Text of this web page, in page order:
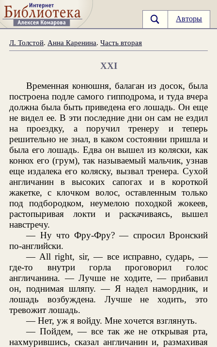
Авторы
Л. Толстой. Анна Каренина.Часть вторая
XXI
Временная конюшня, балаган из досок, была
построена подле самого гипподрома, и туда вчера
должна была быть приведена его лошадь. Он еще
не видел ее. В эти последние дни он сам не ездил
на проездку, а поручил тренеру и теперь
решительно не знал, в каком состоянии пришла и
была его лошадь. Едва он вышел из коляски, как
конюх его (грум), так называемый мальчик, узнав
еще издалека его коляску, вызвал тренера. Сухой
англичанин в высоких сапогах и в короткой
жакетке, с клочком волос, оставленным только
под подбородком, неумелою походкой жокеев,
растопыривая локти и раскачиваясь, вышел
навстречу.
— Ну что Фру-Фру? — спросил Вронский
по-английски.
— All right, sir, — все исправно, сударь, —
где-то внутри горла проговорил голос
англичанина. — Лучше не ходите, — прибавил
он, поднимая шляпу. — Я надел намордник, и
лошадь возбуждена. Лучше не ходить, это
тревожит лошадь.
— Нет, уж я войду. Мне хочется взглянуть.
— Пойдем, — все так же не открывая рта,
нахмурившись, сказал англичанин и, размахивая